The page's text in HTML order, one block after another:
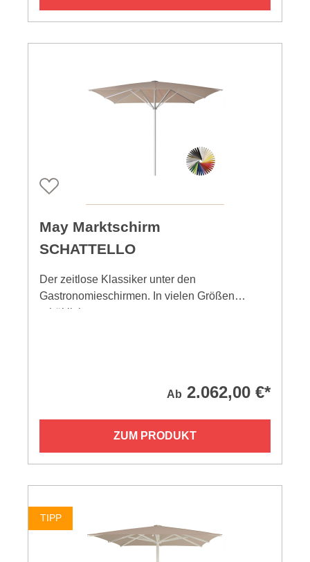
May Marktschirm
SCHATTELLO
Der zeitlose Klassiker unter den
Gastronomieschirmen. In vielen Größen
erhältlich.
Ab 2.062,00 €*
ZUM PRODUKT
TIPP